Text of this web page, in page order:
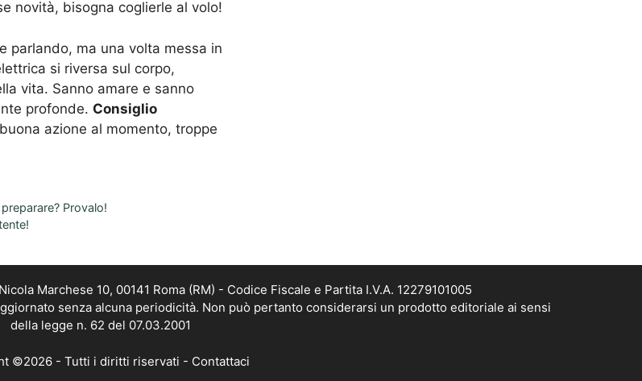
novità, bisogna coglierle al volo!
parlando, ma una volta messa in
si riversa sul corpo,
vita. Sanno amare e sanno
profonde. Consiglio
azione al momento, troppe
Provalo!
Marchese 10, 00141 Roma (RM) - Codice Fiscale e Partita I.V.A. 12279101005
senza alcuna periodicità. Non può pertanto considerarsi un prodotto editoriale ai sensi
della legge n. 62 del 07.03.2001
©2026 - Tutti i diritti riservati - Contattaci